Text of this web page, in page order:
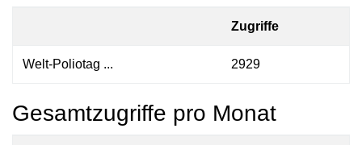
Zugriffe
Welt-Poliotag ... 2929
Gesamtzugriffe pro Monat